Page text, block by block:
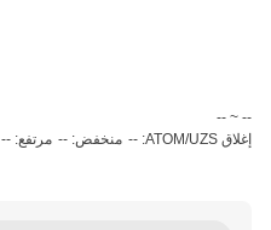
‏-- ~ ‎--‏
إغلاق ATOM/UZS: --
منخفض: -- مرتفع: --